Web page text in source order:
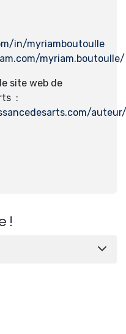
in/myriamboutoulle
myriam.boutoulle/
site web de
:
!